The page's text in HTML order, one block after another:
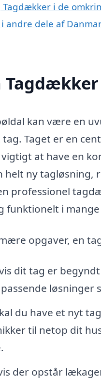
i de
andre dele af
kan være en
Taget er en
at have en
helt ny tagløsning,
professionel
i mange
opgaver, en
dit tag er
du have et nyt
til netop dit
der opstår